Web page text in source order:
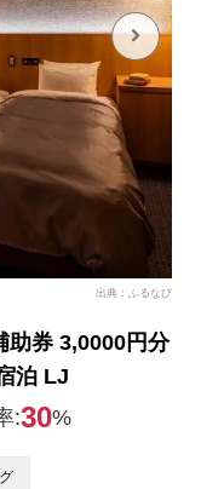
出典：ふるなび
券 3,0000円分
泊 LJ
:30%